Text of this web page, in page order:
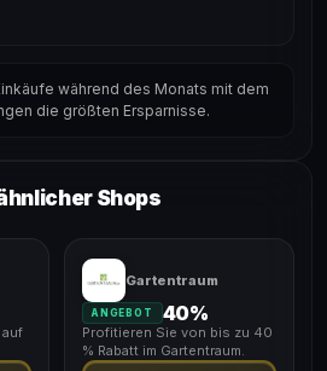
während des Monats mit dem
die größten Ersparnisse.
Shops
auf
Gartentraum
ANGEBOT 40%
Profitieren Sie von bis zu 40
% Rabatt im Gartentraum.